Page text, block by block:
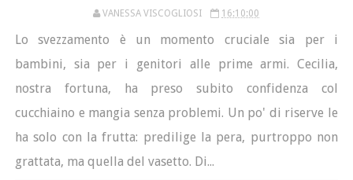
VANESSA VISCOGLIOSI 16:10:00
Lo svezzamento è un momento cruciale sia per i
bambini, sia per i genitori alle prime armi. Cecilia,
nostra fortuna, ha preso subito confidenza col
cucchiaino e mangia senza problemi. Un po' di riserve le
ha solo con la frutta: predilige la pera, purtroppo non
grattata, ma quella del vasetto. Di...